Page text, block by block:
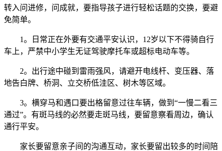
转入问进修，问成就，要指导孩子进行轻松话题的交换，要避
免简单。
1。日常正在外要有交通平安认识，12岁以下不得骑自行
车上，严禁中小学生无证驾驶摩托车或超标电动车等。
2。出行途中碰到雷雨强风，请避开电线杆、变压器、落
地告白牌、桥洞、立交桥低洼区、树木等区域。
3。横穿马和遇口要出格留意过往车辆，做到“一慢二看三
通过”。有斑马线的必然要走斑马线，要留意察看周边，确认
通行平安。
家长要留意亲子间的沟通互动，家长要留出较多的时间陪